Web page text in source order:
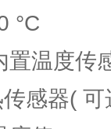
°C
温度传
感器( 可